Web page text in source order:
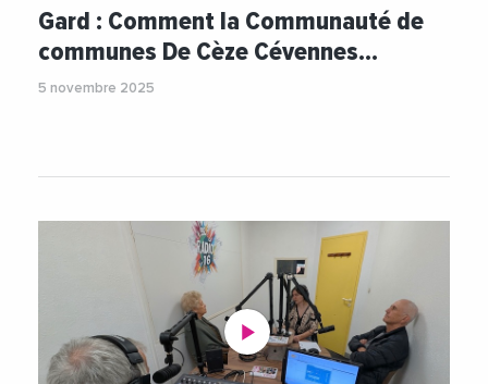
#Agroalimentaire
#Alimentation
#Artisanat
#CommunauteDeCommunesCezeCevennes
#Environnement
#OlivierMartin
#Patrimoine
#Videos
#Viticulture
Gard : Comment la Communauté de
communes De Cèze Cévennes…
5 novembre 2025